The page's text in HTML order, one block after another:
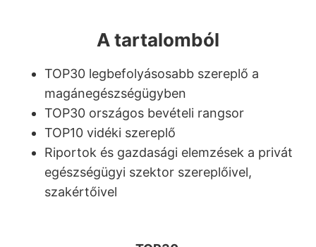
A tartalomból
TOP30 legbefolyásosabb szereplő a
magánegészségügyben
TOP30 országos bevételi rangsor
TOP10 vidéki szereplő
Riportok és gazdasági elemzések a privát
egészségügyi szektor szereplőivel,
szakértőivel